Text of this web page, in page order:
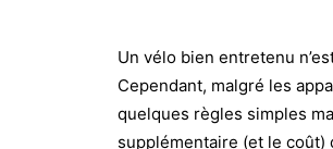
Un vélo bien entretenu
Cependant, malgré les
quelques règles simples
supplémentaire (et le coût)